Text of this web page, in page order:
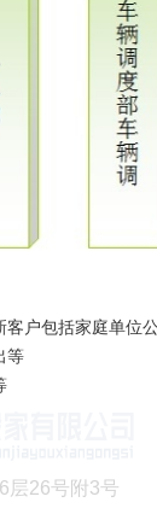
户包括家庭单位
等
层26号附3号